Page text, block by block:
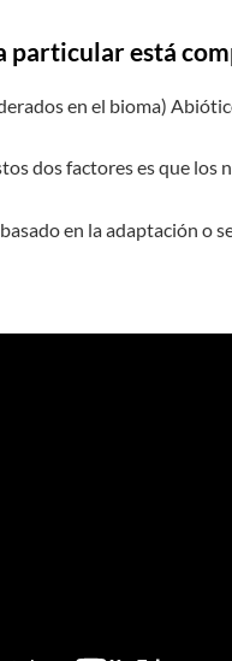
particular está
en el bioma)
dos factores es que
en la adaptación